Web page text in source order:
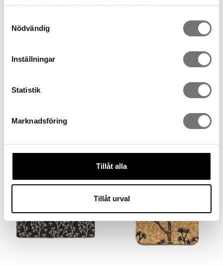
Nödvändig
Inställningar
Statistik
Marknadsföring
Tillåt alla
Tillåt urval
Pine bricka grå